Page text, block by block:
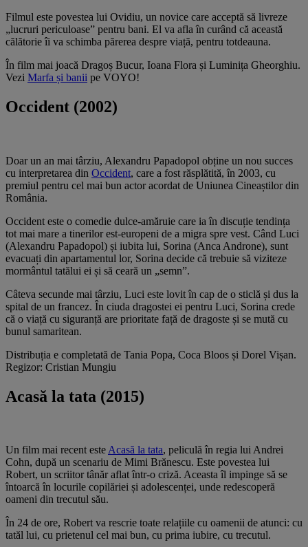
Filmul este povestea lui Ovidiu, un novice care acceptă să livreze
„lucruri periculoase” pentru bani. El va afla în curând că această
călătorie îi va schimba părerea despre viață, pentru totdeauna.
În film mai joacă Dragoș Bucur, Ioana Flora și Luminița Gheorghiu.
Vezi Marfa și banii pe VOYO!
Occident (2002)
Doar un an mai târziu, Alexandru Papadopol obține un nou succes
cu interpretarea din Occident, care a fost răsplătită, în 2003, cu
premiul pentru cel mai bun actor acordat de Uniunea Cineaștilor din
România.
Occident este o comedie dulce-amăruie care ia în discuție tendința
tot mai mare a tinerilor est-europeni de a migra spre vest. Când Luci
(Alexandru Papadopol) și iubita lui, Sorina (Anca Androne), sunt
evacuați din apartamentul lor, Sorina decide că trebuie să viziteze
mormântul tatălui ei și să ceară un „semn”.
Câteva secunde mai târziu, Luci este lovit în cap de o sticlă și dus la
spital de un francez. În ciuda dragostei ei pentru Luci, Sorina crede
că o viață cu siguranță are prioritate față de dragoste și se mută cu
bunul samaritean.
Distribuția e completată de Tania Popa, Coca Bloos și Dorel Vișan.
Regizor: Cristian Mungiu
Acasă la tata (2015)
Un film mai recent esteAcasă la tata, peliculă în regia lui Andrei
Cohn, după un scenariu de Mimi Brănescu. Este povestea lui
Robert, un scriitor tânăr aflat într-o criză. Aceasta îl impinge să se
întoarcă în locurile copilăriei și adolescenței, unde redescoperă
oameni din trecutul său.
În 24 de ore, Robert va rescrie toate relațiile cu oamenii de atunci: cu
tatăl lui, cu prietenul cel mai bun, cu prima iubire, cu trecutul.